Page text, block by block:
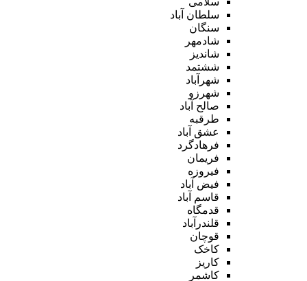
سلطان آباد
سنگان
شادمهر
شاندیز
ششتمد
شهرآباد
شهرزو
صالح آباد
طرقبه
عشق آباد
فرهادگرد
فریمان
فیروزه
فیض آباد
قاسم آباد
قدمگاه
قلندرآباد
قوچان
کاخک
کاریز
کاشمر